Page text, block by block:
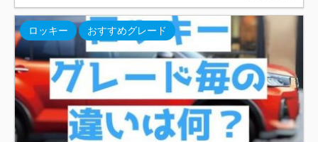
ロッキー おすすめグレード